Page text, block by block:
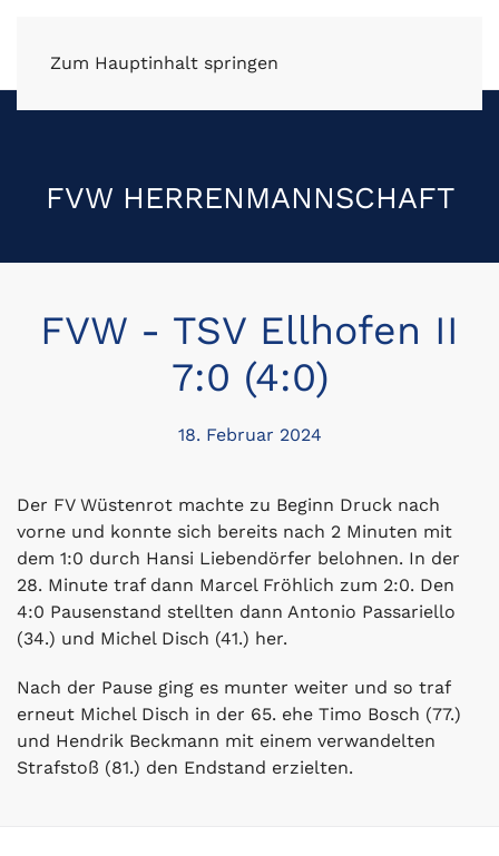
Zum Hauptinhalt springen
FVW HERRENMANNSCHAFT
FVW - TSV Ellhofen II
7:0 (4:0)
18. Februar 2024
Der FV Wüstenrot machte zu Beginn Druck nach
vorne und konnte sich bereits nach 2 Minuten mit
dem 1:0 durch Hansi Liebendörfer belohnen. In der
28. Minute traf dann Marcel Fröhlich zum 2:0. Den
4:0 Pausenstand stellten dann Antonio Passariello
(34.) und Michel Disch (41.) her.
Nach der Pause ging es munter weiter und so traf
erneut Michel Disch in der 65. ehe Timo Bosch (77.)
und Hendrik Beckmann mit einem verwandelten
Strafstoß (81.) den Endstand erzielten.